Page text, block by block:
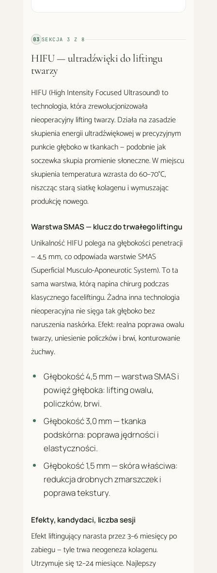
03 SEKCJA3 Z 8
HIFU — ultradźwięki do liftingu
twarzy
HIFU (High Intensity Focused Ultrasound) to
technologia, która zrewolucjonizowała
nieoperacyjny lifting twarzy. Działa na zasadzie
skupienia energii ultradźwiękowej w precyzyjnym
punkcie głęboko w tkankach — podobnie jak
soczewka skupia promienie słoneczne. W miejscu
skupienia temperatura wzrasta do 60–70°C,
niszcząc starą siatkę kolagenu i wymuszając
produkcję nowego.
Warstwa SMAS — klucz do trwałego liftingu
Unikalność HIFU polega na głębokości penetracji
— 4,5 mm, co odpowiada warstwie SMAS
(Superficial Musculo-Aponeurotic System). To ta
sama warstwa, którą napina chirurg podczas
klasycznego faceliftingu. Żadna inna technologia
nieoperacyjna nie sięga tak głęboko bez
naruszenia naskórka. Efekt: realna poprawa owalu
twarzy, uniesienie policzków i brwi, konturowanie
żuchwy.
Głębokość 4,5 mm — warstwa SMAS i
powięź głęboka: lifting owalu,
policzków, brwi.
Głębokość 3,0 mm — tkanka
podskórna: poprawa jędrności i
elastyczności.
Głębokość 1,5 mm — skóra właściwa:
redukcja drobnych zmarszczek i
poprawa tekstury.
Efekty, kandydaci, liczba sesji
Efekt liftingujący narasta przez 3–6 miesięcy po
zabiegu — tyle trwa neogeneza kolagenu.
Utrzymuje się 12–24 miesiące. Najlepszy